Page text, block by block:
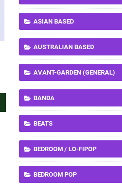
ASIAN BASED
AUSTRALIAN BASED
AVANT-GARDEN (GENERAL)
BANDA
BEATS
BEDROOM / LO-FIPOP
BEDROOM POP